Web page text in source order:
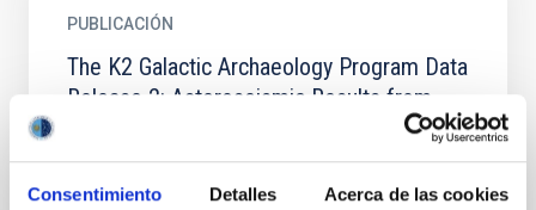
Consentimiento Detalles Acerca de las cookies
PUBLICACIÓN
The K2 Galactic Archaeology Program Data
Release 2: Asteroseismic Results from
benefited enormously from Gaia kinematic